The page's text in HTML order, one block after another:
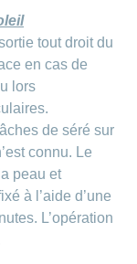
tout droit du
en cas de
lors
de séré sur
connu. Le
peau et
à l’aide d’une
L’opération